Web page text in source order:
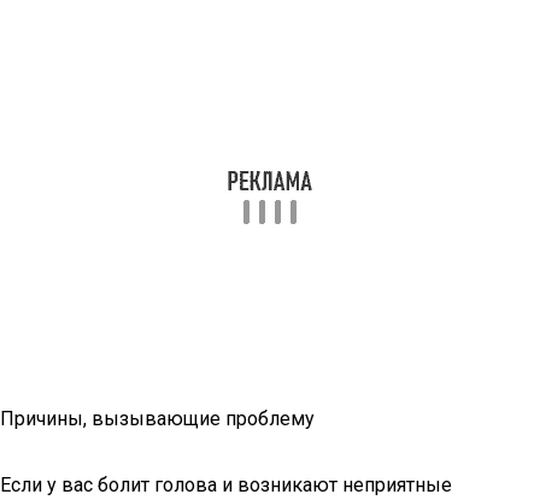
Причины, вызывающие проблему
Если у вас болит голова и возникают неприятные